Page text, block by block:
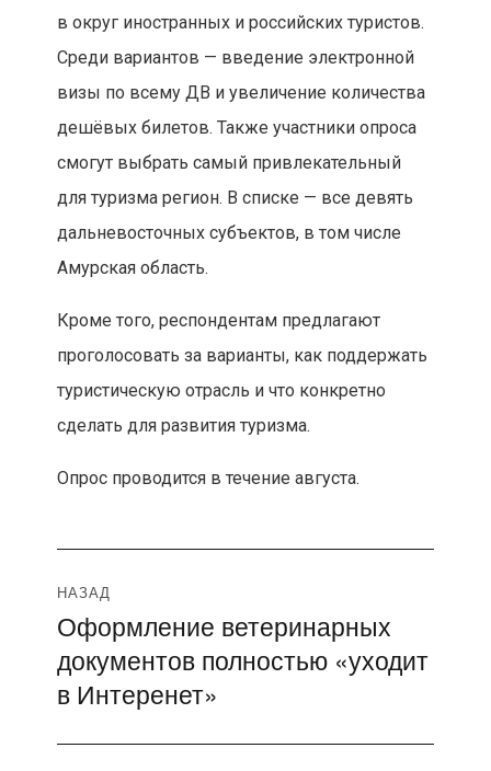
в округ иностранных и российских туристов.
Среди вариантов — введение электронной
визы по всему ДВ и увеличение количества
дешёвых билетов. Также участники опроса
смогут выбрать самый привлекательный
для туризма регион. В списке — все девять
дальневосточных субъектов, в том числе
Амурская область.
Кроме того, респондентам предлагают
проголосовать за варианты, как поддержать
туристическую отрасль и что конкретно
сделать для развития туризма.
Опрос проводится в течение августа.
Навигация
по
записям
НАЗАД
Предыдущая
запись:
Оформление ветеринарных
документов полностью «уходит
в Интеренет»